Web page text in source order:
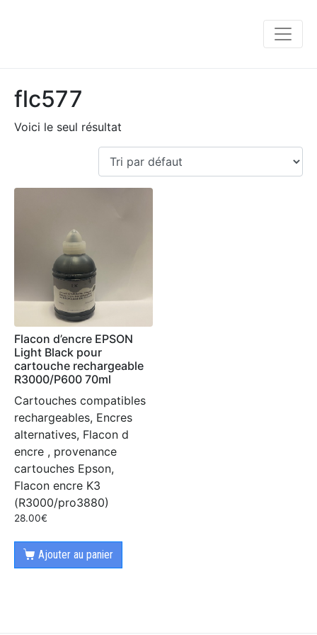
flc577
Voici le seul résultat
Flacon d’encre EPSON
Light Black pour
cartouche rechargeable
R3000/P600 70ml
Cartouches compatibles
rechargeables, Encres
alternatives, Flacon d
encre , provenance
cartouches Epson,
Flacon encre K3
(R3000/pro3880)
28.00€
Ajouter au panier